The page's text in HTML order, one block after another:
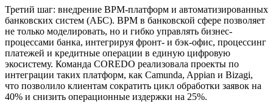
Третий шаг: внедрение BPM-платформ и автоматизированных
банковских систем (АБС). BPM в банковской сфере позволяет
не только моделировать, но и гибко управлять бизнес-
процессами банка, интегрируя фронт- и бэк-офис, процессинг
платежей и кредитные операции в единую цифровую
экосистему. Команда COREDO реализовала проекты по
интеграции таких платформ, как Camunda, Appian и Bizagi,
что позволило клиентам сократить цикл обработки заявок на
40% и снизить операционные издержки на 25%.